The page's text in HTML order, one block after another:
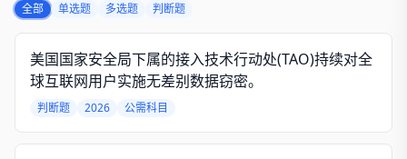
全部 单选题 多选题 判断题
美国国家安全局下属的接入技术行动处(TAO)持续对全
球互联网用户实施无差别数据窃密。
判断题 2026 公需科目